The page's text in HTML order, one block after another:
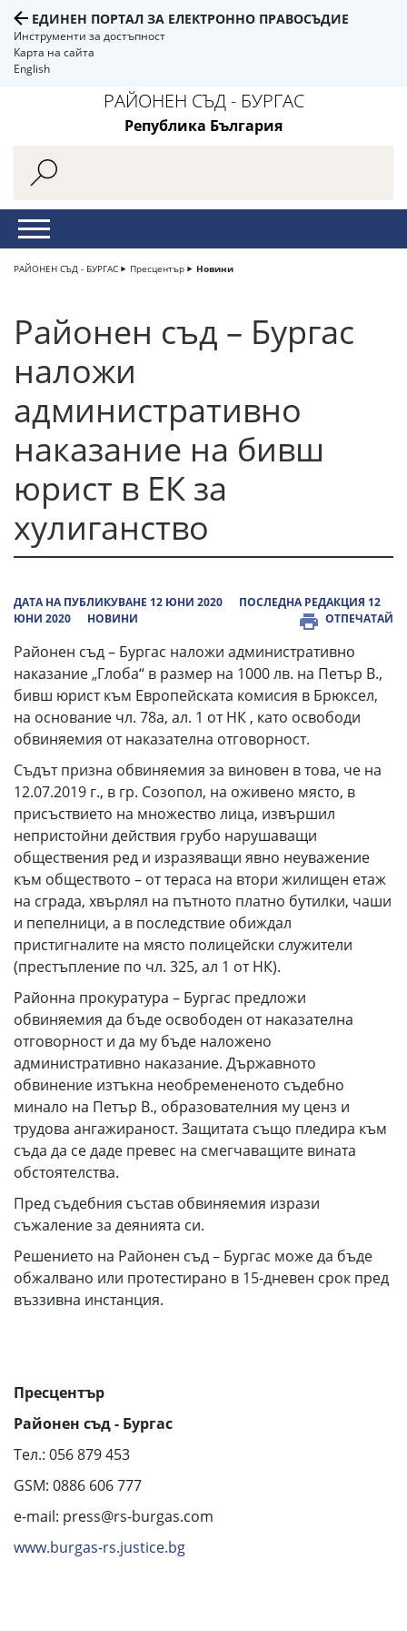
ЕДИНЕН ПОРТАЛ ЗА ЕЛЕКТРОННО ПРАВОСЪДИЕ
Инструменти за достъпност
Карта на сайта
English
РАЙОНЕН СЪД - БУРГАС
Република България
РАЙОНЕН СЪД - БУРГАС Пресцентър Новини
Районен съд – Бургас
наложи
административно
наказание на бивш
юрист в ЕК за
хулиганство
ДАТА НА ПУБЛИКУВАНЕ 12 ЮНИ 2020
ПОСЛЕДНА РЕДАКЦИЯ 12
ЮНИ 2020
НОВИНИ ОТПЕЧАТАЙ
Районен съд – Бургас наложи административно
наказание „Глоба“ в размер на 1000 лв. на Петър В.,
бивш юрист към Европейската комисия в Брюксел,
на основание чл. 78а, ал. 1 от НК , като освободи
обвиняемия от наказателна отговорност.
Съдът призна обвиняемия за виновен в това, че на
12.07.2019 г., в гр. Созопол, на оживено място, в
присъствието на множество лица, извършил
непристойни действия грубо нарушаващи
обществения ред и изразяващи явно неуважение
към обществото – от тераса на втори жилищен етаж
на сграда, хвърлял на пътното платно бутилки, чаши
и пепелници, а в последствие обиждал
пристигналите на място полицейски служители
(престъпление по чл. 325, ал 1 от НК).
Районна прокуратура – Бургас предложи
обвиняемия да бъде освободен от наказателна
отговорност и да му бъде наложено
административно наказание. Държавното
обвинение изтъкна необремененото съдебно
минало на Петър В., образователния му ценз и
трудова ангажираност. Защитата също пледира към
съда да се даде превес на смегчаващите вината
обстоятелства.
Пред съдебния състав обвиняемия изрази
съжаление за деянията си.
Решението на Районен съд – Бургас може да бъде
обжалвано или протестирано в 15-дневен срок пред
въззивна инстанция.
Пресцентър
Районен съд - Бургас
Тел.: 056 879 453
GSM: 0886 606 777
e-mail: press@rs-burgas.com
www.burgas-rs.justice.bg